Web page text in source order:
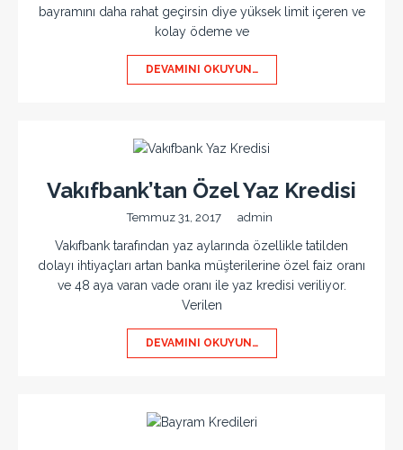
bayramını daha rahat geçirsin diye yüksek limit içeren ve
kolay ödeme ve
DEVAMINI OKUYUN…
Vakıfbank’tan Özel Yaz Kredisi
Temmuz 31, 2017 admin
Vakıfbank tarafından yaz aylarında özellikle tatilden
dolayı ihtiyaçları artan banka müşterilerine özel faiz oranı
ve 48 aya varan vade oranı ile yaz kredisi veriliyor.
Verilen
DEVAMINI OKUYUN…